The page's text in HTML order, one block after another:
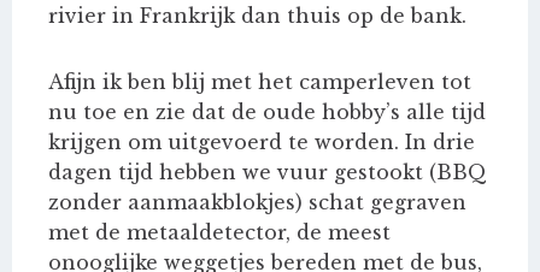
rivier in Frankrijk dan thuis op de bank.
Afijn ik ben blij met het camperleven tot
nu toe en zie dat de oude hobby’s alle tijd
krijgen om uitgevoerd te worden. In drie
dagen tijd hebben we vuur gestookt (BBQ
zonder aanmaakblokjes) schat gegraven
met de metaaldetector, de meest
onooglijke weggetjes bereden met de bus,